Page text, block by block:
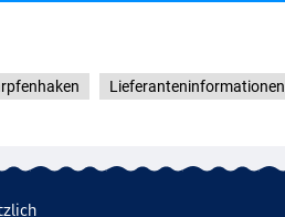
Lieferanteninformationen